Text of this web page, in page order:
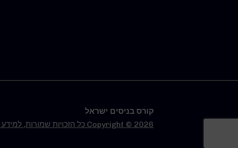
קורס בניסים ישראל
Copyright © 2026 כל הזכויות שמורות, למידע נוסף >